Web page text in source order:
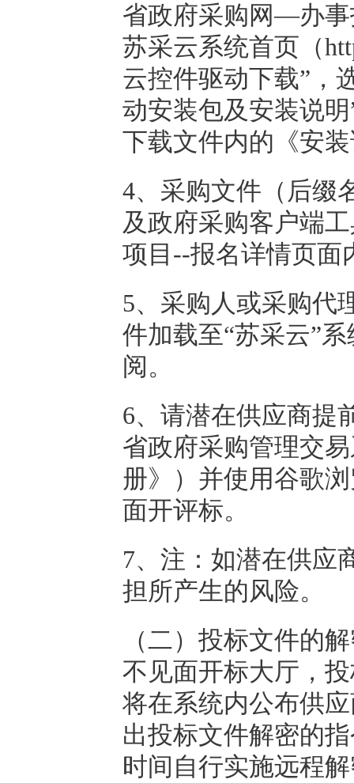
省政府采购网―办
苏采云系统首页（
云控件驱动下载”，
动安装包及安装说
下载文件内的《安
4、采购文件（后缀
及政府采购客户端
项目--报名详情页面
5、采购人或采购代
件加载至“苏采云”
阅。
6、请潜在供应商提
省政府采购管理交
册》）并使用谷歌
面开评标。
7、注：如潜在供应
担所产生的风险。
（二） 投标文件的
不见面开标大厅，
将在系统内公布供
出投标文件解密的
时间自行实施远程